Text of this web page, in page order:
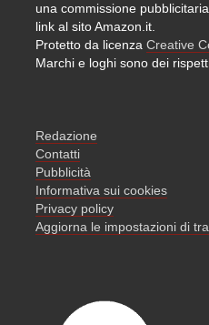
una commissione
link al sito Amazon.it.
Protetto da licenza Creative
Marchi e loghi sono dei
Redazione
Contatti
Pubblicità
Informativa sui cookies
Privacy policy
Aggiorna le impostazioni di